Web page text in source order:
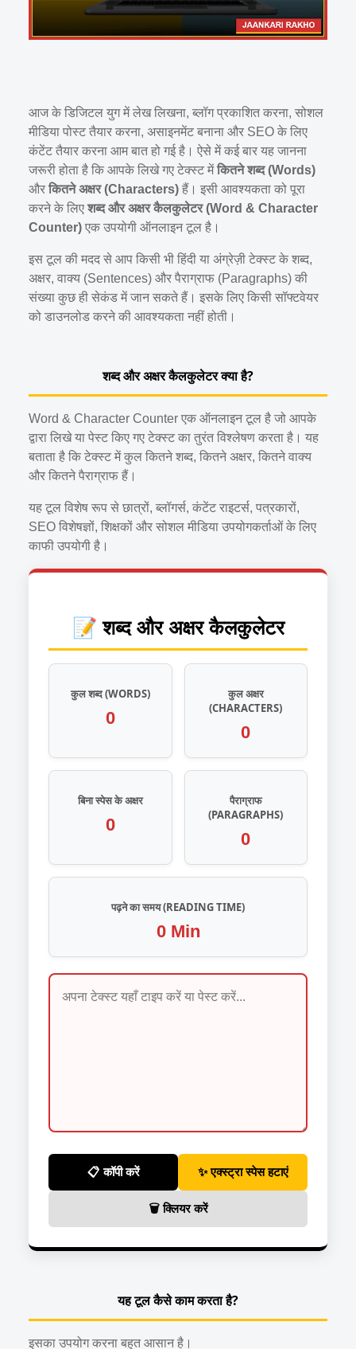
आज के डिजिटल युग में लेख लिखना, ब्लॉग प्रकाशित करना, सोशल
मीडिया पोस्ट तैयार करना, असाइनमेंट बनाना और SEO के लिए
कंटेंट तैयार करना आम बात हो गई है। ऐसे में कई बार यह जानना
जरूरी होता है कि आपके लिखे गए टेक्स्ट मेंकितने शब्द (Words)
और कितने अक्षर (Characters) हैं। इसी आवश्यकता को पूरा
करने के लिए शब्द और अक्षर कैलकुलेटर (Word & Character
Counter) एक उपयोगी ऑनलाइन टूल है।
इस टूल की मदद से आप किसी भी हिंदी या अंग्रेज़ी टेक्स्ट के शब्द,
अक्षर, वाक्य (Sentences) और पैराग्राफ (Paragraphs) की
संख्या कुछ ही सेकंड में जान सकते हैं। इसके लिए किसी सॉफ्टवेयर
को डाउनलोड करने की आवश्यकता नहीं होती।
शब्द और अक्षर कैलकुलेटर क्या है?
Word & Character Counter एक ऑनलाइन टूल है जो आपके
द्वारा लिखे या पेस्ट किए गए टेक्स्ट का तुरंत विश्लेषण करता है। यह
बताता है कि टेक्स्ट में कुल कितने शब्द, कितने अक्षर, कितने वाक्य
और कितने पैराग्राफ हैं।
यह टूल विशेष रूप से छात्रों, ब्लॉगर्स, कंटेंट राइटर्स, पत्रकारों,
SEO विशेषज्ञों, शिक्षकों और सोशल मीडिया उपयोगकर्ताओं के लिए
काफी उपयोगी है।
📝 शब्द और अक्षर कैलकुलेटर
कुल शब्द (WORDS)
0
कुल अक्षर
(CHARACTERS)
0
बिना स्पेस के अक्षर
0
पैराग्राफ
(PARAGRAPHS)
0
पढ़ने का समय (READING TIME)
0 Min
📋 कॉपी करें ✨ एक्स्ट्रा स्पेस हटाएं
🗑️ क्लियर करें
यह टूल कैसे काम करता है?
इसका उपयोग करना बहुत आसान है।